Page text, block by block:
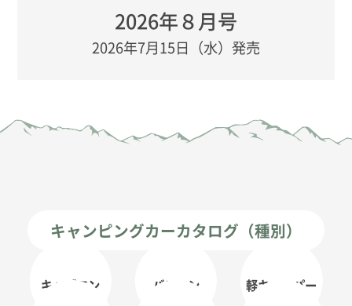
2026年８月号
2026年7月15日（水）発売
キャンピングカーカタログ（種別）
キャブコン バンコン
軽キャンパー